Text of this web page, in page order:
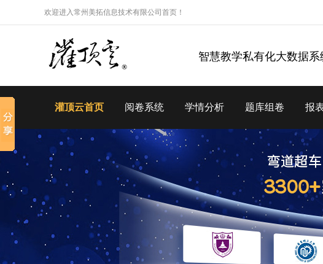
欢迎进入常州美拓信息技术有限公司首页！
智慧教学私有化大数据
灌顶云首页 阅卷系统 学情分析 题库组卷 报